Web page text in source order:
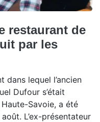
restaurant de
par les
dans lequel l’ancien
Dufour s’était
Savoie, a été
L’ex-présentateur